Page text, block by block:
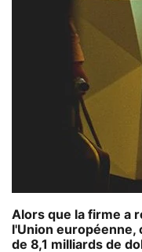
Alors que la firme a
l'Union
de 8,1 milliards de